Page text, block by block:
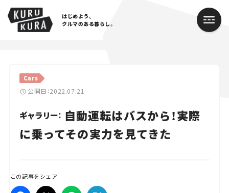
はじめよう、
クルマのある暮らし。
Cars
公開日：2022.07.21
ギャラリー： 自動運転はバスから！実際
に乗ってその実力を見てきた
この記事をシェア
Cars
Lifestyle
Traffic
Series